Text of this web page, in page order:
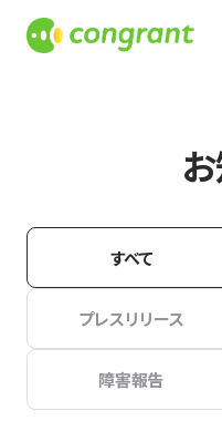
すべて
プレスリリース
障害報告